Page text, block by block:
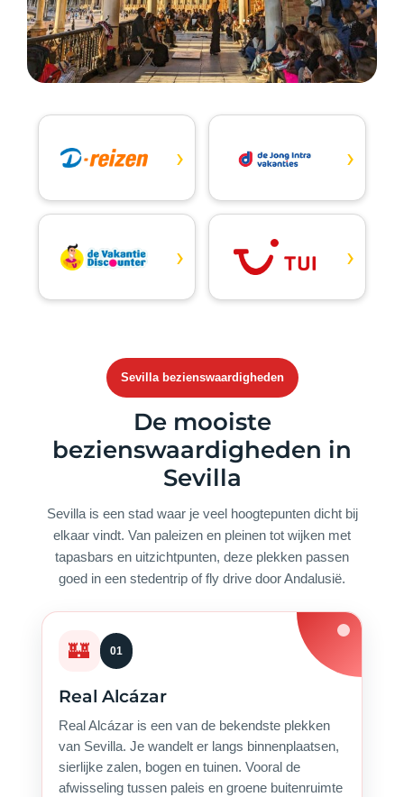
› ›
› ›
Sevilla bezienswaardigheden
De mooiste
bezienswaardigheden in
Sevilla
Sevilla is een stad waar je veel hoogtepunten dicht bij
elkaar vindt. Van paleizen en pleinen tot wijken met
tapasbars en uitzichtpunten, deze plekken passen
goed in een stedentrip of fly drive door Andalusië.
🏰 01
Real Alcázar
Real Alcázar is een van de bekendste plekken
van Sevilla. Je wandelt er langs binnenplaatsen,
sierlijke zalen, bogen en tuinen. Vooral de
afwisseling tussen paleis en groene buitenruimte